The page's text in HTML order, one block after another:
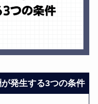
発生する3つの条件